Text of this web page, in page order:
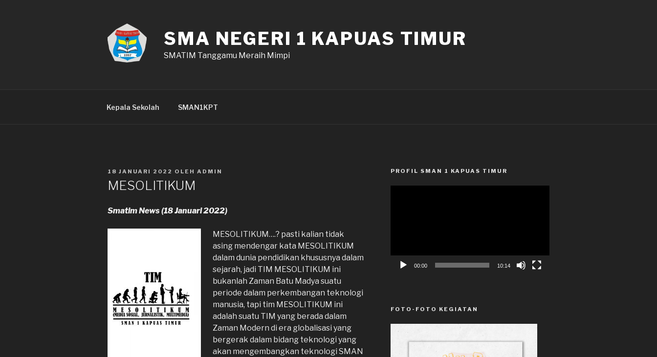
SMA NEGERI 1 KAPUAS TIMUR
SMATIM Tanggamu Meraih Mimpi
Kepala Sekolah SMAN1KPT
DIPOSKAN
PADA
18 JANUARI 2022 OLEH ADMIN
MESOLITIKUM
Smatim News (18 Januari 2022)
MESOLITIKUM….? pasti kalian tidak
asing mendengar kata MESOLITIKUM
dalam dunia pendidikan khususnya dalam
sejarah, jadi TIM MESOLITIKUM ini
bukanlah Zaman Batu Madya suatu
periode dalam perkembangan teknologi
manusia, tapi tim MESOLITIKUM ini
adalah suatu TIM yang berada dalam
Zaman Modern di era globalisasi yang
bergerak dalam bidang teknologi yang
akan mengembangkan teknologi SMAN
PROFIL SMAN 1 KAPUAS TIMUR
00:00 10:14
FOTO-FOTO KEGIATAN